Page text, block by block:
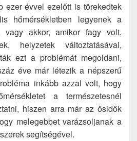
ezer évvel ezelőtt is törekedtek
hőmérsékletben legyenek a
vagy akkor, amikor fagy volt.
helyzetek változtatásával,
ezt a problémát megoldani,
éve már létezik a népszerű
inkább azzal volt, hogy
a természetesnél
hiszen arra már az ősidők
melegebbet varázsoljanak a
segítségével.